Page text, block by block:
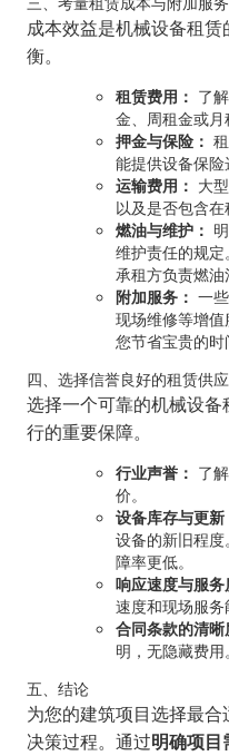
成本效益是机械设备租
衡。
租赁费用： 了
金、周租金或月
押金与保险：
能提供设备保险
运输费用： 大
以及是否包含在
燃油与维护：
维护责任的规
承租方负责燃油
附加服务： 一
现场维修等增
您节省宝贵的时
四、选择信誉良好的租赁供
选择一个可靠的机械设
行的重要保障。
行业声誉： 了
价。
设备库存与更新
设备的新旧程
障率更低。
响应速度与服务
速度和现场服务
合同条款的清晰
明，无隐藏费用。
五、结论
为您的建筑项目选择最
决策过程。通过明确项目